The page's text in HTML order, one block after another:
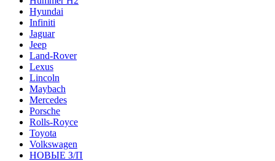
Hyundai
Infiniti
Jaguar
Jeep
Land-Rover
Lexus
Lincoln
Maybach
Mercedes
Porsche
Rolls-Royce
Toyota
Volkswagen
НОВЫЕ З/П